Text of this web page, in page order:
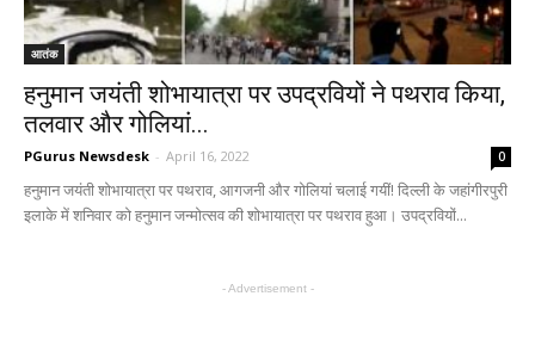
आतंक
हनुमान जयंती शोभायात्रा पर उपद्रवियों ने पथराव किया,
तलवार और गोलियां...
PGurus Newsdesk - April 16, 2022 0
हनुमान जयंती शोभायात्रा पर पथराव, आगजनी और गोलियां चलाई गयीं! दिल्ली के जहांगीरपुरी
इलाके में शनिवार को हनुमान जन्मोत्सव की शोभायात्रा पर पथराव हुआ। उपद्रवियों...
- Advertisement -